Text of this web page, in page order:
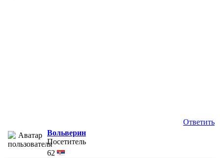
Ответить
Вольверин
Посетитель
62